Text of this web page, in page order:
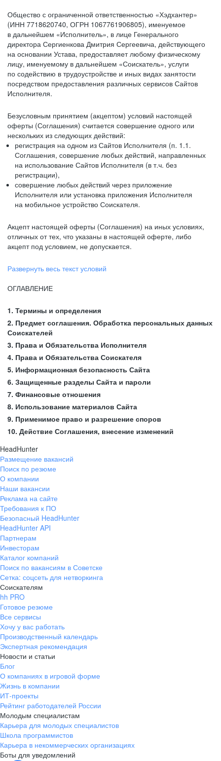
Общество с ограниченной ответственностью «Хэдхантер»
(ИНН 7718620740, ОГРН 1067761906805), именуемое
в дальнейшем «Исполнитель», в лице Генерального
директора Сергиенкова Дмитрия Сергеевича, действующего
на основании Устава, предоставляет любому физическому
лицу, именуемому в дальнейшем «Соискатель», услуги
по содействию в трудоустройстве и иных видах занятости
посредством предоставления различных сервисов Сайтов
Исполнителя.
Безусловным принятием (акцептом) условий настоящей
оферты (Соглашения) считается совершение одного или
нескольких из следующих действий:
регистрация на одном из Сайтов Исполнителя (п. 1.1.
Соглашения, совершение любых действий, направленных
на использование Сайтов Исполнителя (в т.ч. без
регистрации),
совершение любых действий через приложение
Исполнителя или установка приложения Исполнителя
на мобильное устройство Соискателя.
Акцепт настоящей оферты (Соглашения) на иных условиях,
отличных от тех, что указаны в настоящей оферте, либо
акцепт под условием, не допускается.
Развернуть весь текст условий
ОГЛАВЛЕНИЕ
1. Термины и определения
2. Предмет соглашения. Обработка персональных данных
Соискателей
3. Права и Обязательства Исполнителя
4. Права и Обязательства Соискателя
5. Информационная безопасность Сайта
6. Защищенные разделы Сайта и пароли
7. Финансовые отношения
8. Использование материалов Сайта
9. Применимое право и разрешение споров
10. Действие Соглашения, внесение изменений
HeadHunter
Размещение вакансий
Поиск по резюме
О компании
Наши вакансии
Реклама на сайте
Требования к ПО
Безопасный HeadHunter
HeadHunter API
Партнерам
Инвесторам
Каталог компаний
Поиск по вакансиям в Советске
Сетка: соцсеть для нетворкинга
Соискателям
hh PRO
Готовое резюме
Все сервисы
Хочу у вас работать
Производственный календарь
Экспертная рекомендация
Новости и статьи
Блог
О компаниях в игровой форме
Жизнь в компании
ИТ-проекты
Рейтинг работодателей России
Молодым специалистам
Карьера для молодых специалистов
Школа программистов
Карьера в некоммерческих организациях
Боты для уведомлений